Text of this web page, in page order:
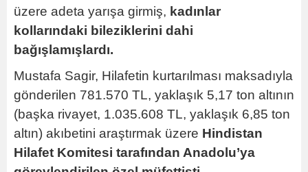
üzere adeta yarışa girmiş, kadınlar
kollarındaki bileziklerini dahi
bağışlamışlardı.
Mustafa Sagir, Hilafetin kurtarılması maksadıyla
gönderilen 781.570 TL, yaklaşık 5,17 ton altının
(başka rivayet, 1.035.608 TL, yaklaşık 6,85 ton
altın) akıbetini araştırmak üzere Hindistan
Hilafet Komitesi tarafından Anadolu’ya